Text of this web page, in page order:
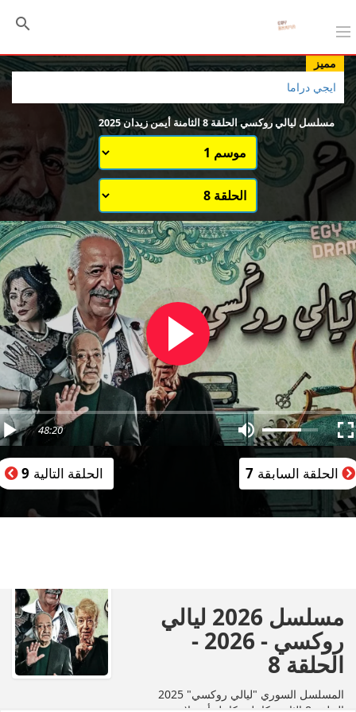
مميز
ايجي دراما
مسلسل ليالي روكسي الحلقة 8 الثامنة أيمن زيدان 2025
اختيار الموسم
قائمة حلقات الموسم 1
48:20
الحلقة السابقة 7 الحلقة التالية 9
مسلسل 2026 ليالي
روكسي - 2026 -
الحلقة 8
المسلسل السوري "ليالي روكسي" 2025